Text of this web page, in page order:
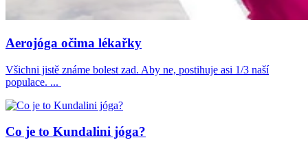
Aerojóga očima lékařky
Všichni jistě známe bolest zad. Aby ne, postihuje asi 1/3 naší
populace. ...
Co je to Kundalini jóga?